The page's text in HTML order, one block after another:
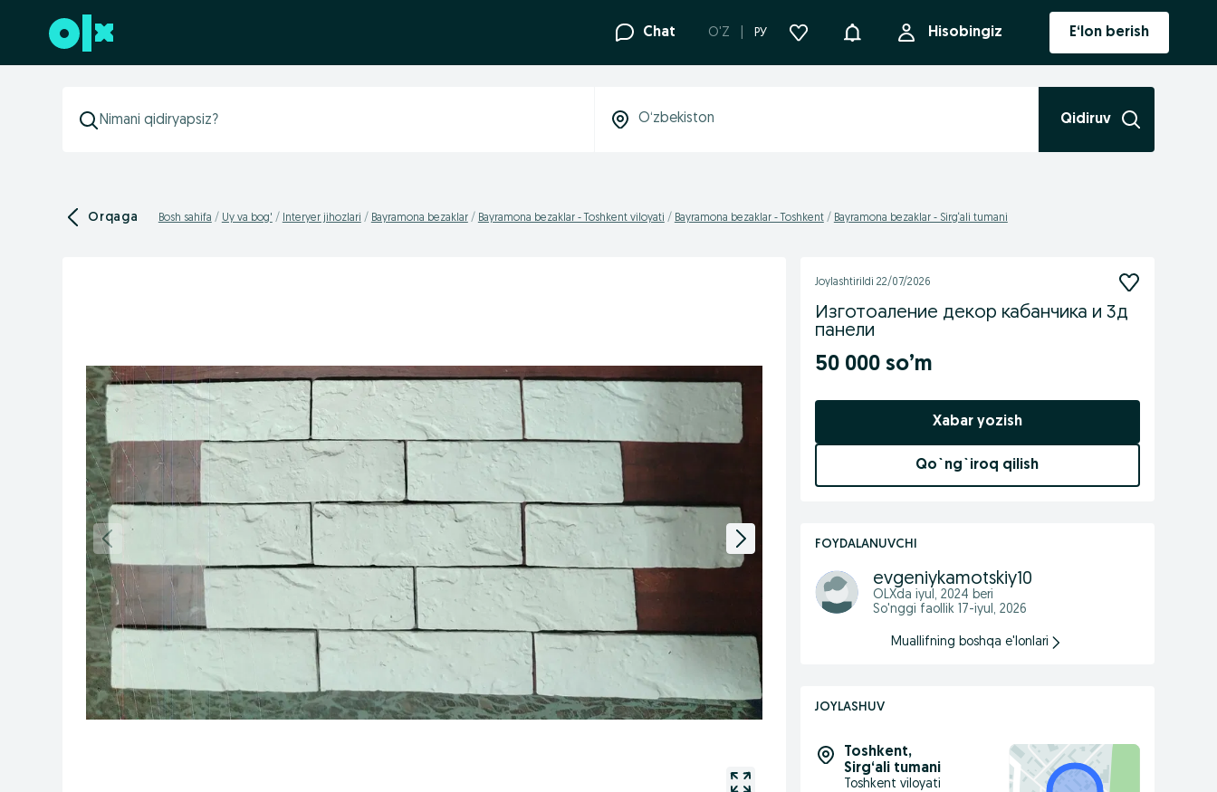
Futerga oʻtish Chat O'Z РУ Bildirishnoma Hisobingiz E‘lon berish
Qidiruv
Orqaga Bosh sahifa Uy va bog' Interyer jihozlari Bayramona bezaklar Bayramona bezaklar - Toshkent viloyati Bayramona bezaklar - Toshkent Bayramona bezaklar - Sirg‘ali tumani
Joylashtirildi 22/07/2026
Изготоаление декор кабанчика и 3д
панели
50 000 so’m
Xabar yozish
Qo`ng`iroq qilish
FOYDALANUVCHI
evgeniykamotskiy10
OLXda iyul, 2024 beri
So'nggi faollik 17-iyul, 2026
Muallifning boshqa e'lonlari
JOYLASHUV
Toshkent,
Sirg‘ali tumani
Toshkent viloyati